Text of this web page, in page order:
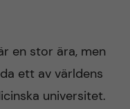
en stor ära, men
ett av världens
universitet.